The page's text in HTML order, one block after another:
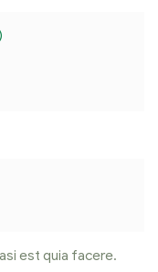
est quia facere.